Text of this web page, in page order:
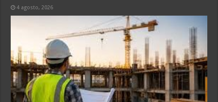
4 agosto, 2026